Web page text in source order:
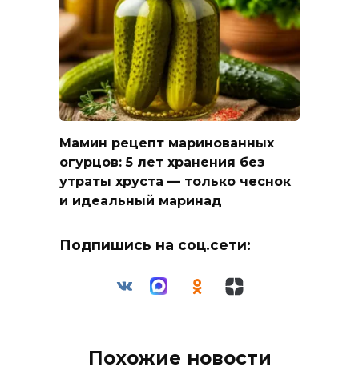
Мамин рецепт маринованных
огурцов: 5 лет хранения без
утраты хруста — только чеснок
и идеальный маринад
Подпишись на соц.сети:
Похожие новости